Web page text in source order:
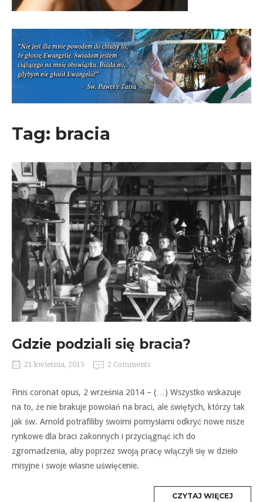
Tag: bracia
Gdzie podziali się bracia?
21 kwietnia, 2015 2 Comments
Finis coronat opus, 2 września 2014 – (…) Wszystko wskazuje
na to, że nie brakuje powołań na braci, ale świętych, którzy tak
jak św. Arnold potrafiliby swoimi pomysłami odkryć nowe nisze
rynkowe dla braci zakonnych i przyciągnąć ich do
zgromadzenia, aby poprzez swoją pracę włączyli się w dzieło
misyjne i swoje własne uświęcenie.
CZYTAJ WIĘCEJ